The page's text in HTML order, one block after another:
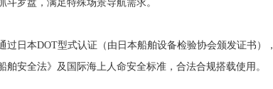
斗罗盘，满足特殊场景导航需求。
过日本DOT型式认证（由日本船舶设备检验协会颁发证书），
舶安全法》及国际海上人命安全标准，合法合规搭载使用。